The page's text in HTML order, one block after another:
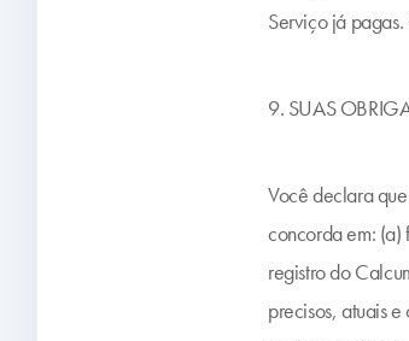
Serviço já
9. SUAS
Você declara
concorda em: (a)
registro do
precisos, atuais